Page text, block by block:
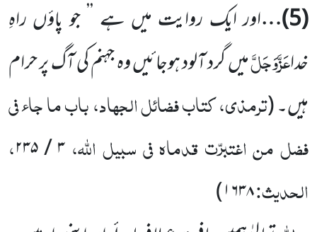
(
5
)…اور ایک روایت میں ہے ’’ جو پاؤں راہِ
خداعَزَّوَجَلَّمیں گرد آلود ہوجائیں وہ جہنم کی آگ پر حرام
ہیں۔(ترمذی، کتاب فضائل الجہاد، باب ما جاء فی
فضل من اغتبرّت قدماہ فی سبیل اللہ، ۳/۲۳۵،
الحدیث:۱۶۳۸)